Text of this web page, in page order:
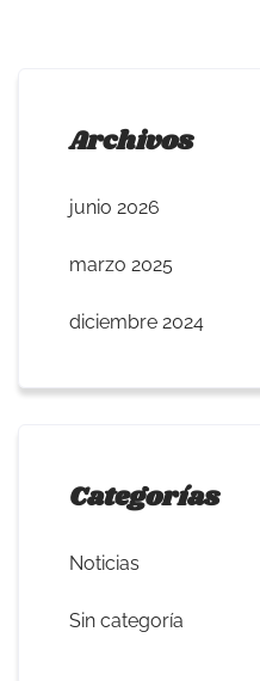
Archivos
junio 2026
marzo 2025
diciembre 2024
Categorías
Noticias
Sin categoría